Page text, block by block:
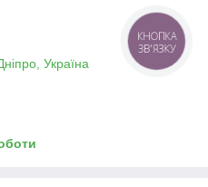
Україна
КНОПКА
ЗВ'ЯЗКУ